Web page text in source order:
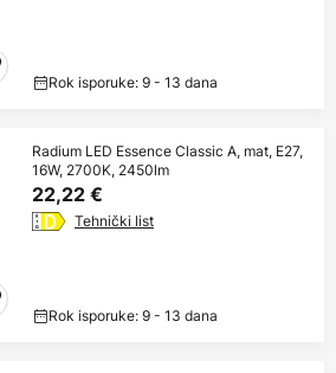
Rok isporuke: 9 - 13 dana
Radium LED Essence Classic A, mat, E27,
16W, 2700K, 2450lm
22,22 €
Tehnički list
Rok isporuke: 9 - 13 dana